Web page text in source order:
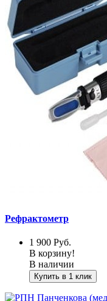
Рефрактометр
1 900 Руб.
В корзину!
В наличии
Купить в 1 клик